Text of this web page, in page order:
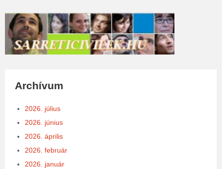
Archívum
2026. július
2026. június
2026. április
2026. február
2026. január